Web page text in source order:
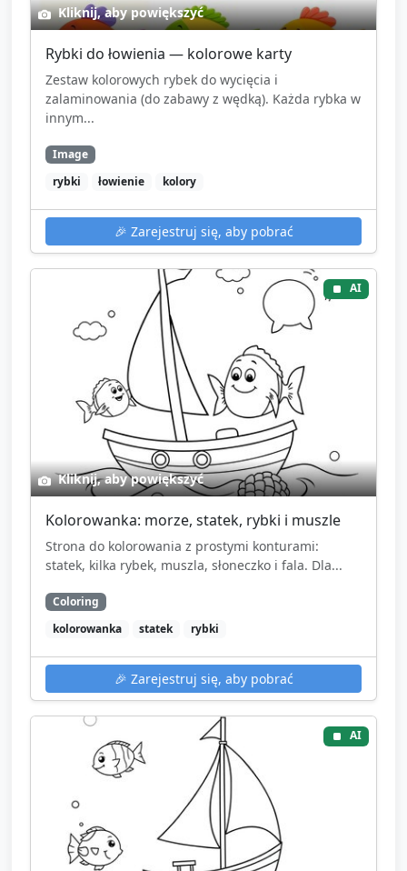
Kliknij, aby powiększyć
Rybki do łowienia — kolorowe karty
Zestaw kolorowych rybek do wycięcia i
zalaminowania (do zabawy z wędką). Każda rybka w
innym...
Image
rybki
łowienie kolory
🎉 Zarejestruj się, aby pobrać
AI
Kliknij, aby powiększyć
Kolorowanka: morze, statek, rybki i muszle
Strona do kolorowania z prostymi konturami:
statek, kilka rybek, muszla, słoneczko i fala. Dla...
Coloring
kolorowanka
statek rybki
🎉 Zarejestruj się, aby pobrać
AI